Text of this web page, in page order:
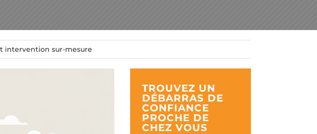
intervention sur-mesure
TROUVEZ UN
DÉBARRAS DE
CONFIANCE
PROCHE DE
CHEZ VOUS